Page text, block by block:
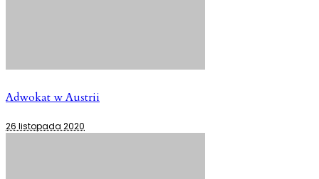
Adwokat w Austrii
26 listopada 2020